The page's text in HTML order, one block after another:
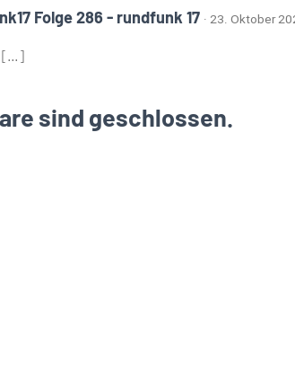
Folge 286 - rundfunk 17 · 23. Oktober
[…]
sind geschlossen.